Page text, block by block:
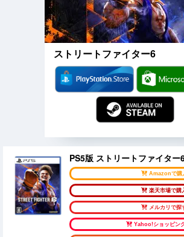
ストリートファイター6
PS5版 ストリートファイター
Amazonで購
楽天市場で購
メルカリで探
Yahoo!ショッピン